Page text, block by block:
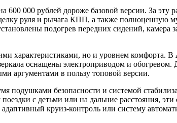
600 000 рублей дороже базовой версии. За эту
руля и рычага КПП, а также
подогрев передних сидений, камера
характеристиками, но и уровнем комфорта. В
оснащены электроприводом и
аргументами в пользу топовой версии.
подушками безопасности и системой
с детьми или на дальние расстояния,
круиз-контроль или систему